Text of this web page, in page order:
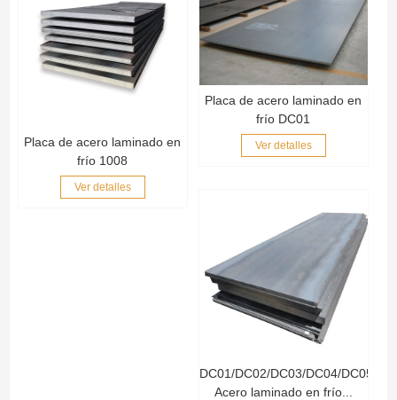
Placa de acero laminado en
frío 1008
Ver detalles
Placa de acero laminado en
frío DC01
Ver detalles
DC01/DC02/DC03/DC04/DC05/
Acero laminado en frío...